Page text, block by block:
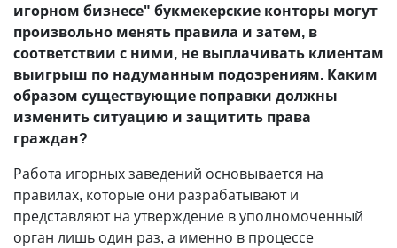
игорном бизнесе" букмекерские конторы могут
произвольно менять правила и затем, в
соответствии с ними, не выплачивать клиентам
выигрыш по надуманным подозрениям. Каким
образом существующие поправки должны
изменить ситуацию и защитить права
граждан?
Работа игорных заведений основывается на
правилах, которые они разрабатывают и
представляют на утверждение в уполномоченный
орган лишь один раз, а именно в процессе